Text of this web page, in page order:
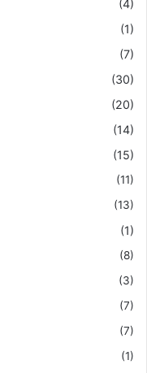
(4)
(1)
(7)
(30)
(20)
(14)
(15)
(11)
(13)
(1)
(8)
(3)
(7)
(7)
(1)